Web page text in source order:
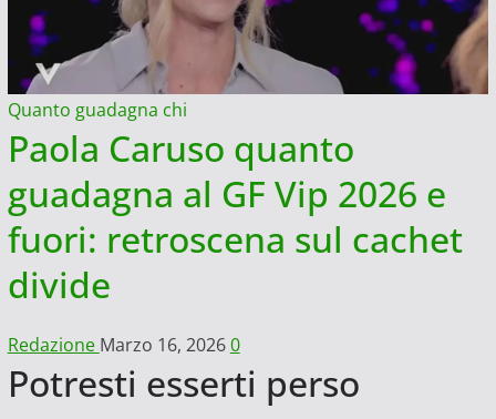
Quanto guadagna chi
Paola Caruso quanto
guadagna al GF Vip 2026 e
fuori: retroscena sul cachet
divide
Redazione Marzo 16, 20260
Potresti esserti perso